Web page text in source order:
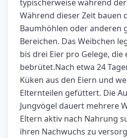
typischerweise während
Während dieser Zeit bauen
Baumhöhlen oder anderen
Bereichen. Das Weibchen
bis drei Eier pro Gelege, die
bebrütet.Nach etwa 24
Küken aus den Eiern und
Elternteilen gefüttert. Die
Jungvögel dauert mehrere
Eltern aktiv nach Nahrung
ihren Nachwuchs zu